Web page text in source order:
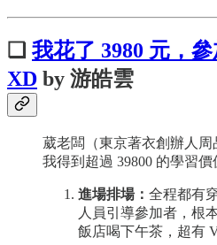
❏ 我花了 3980 元，
XD by 游皓雲
葳老闆（東京著衣創辦人周
我得到超過 39800 的學習價
進場排場： 全程都有
人員引導參加者，根
飯店喝下午茶，超有